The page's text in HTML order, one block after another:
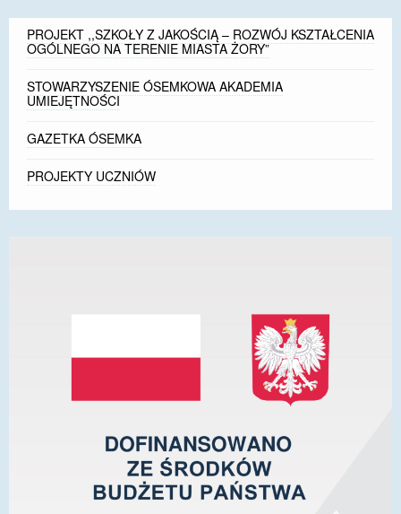
PROJEKT ,,SZKOŁY Z JAKOŚCIĄ – ROZWÓJ KSZTAŁCENIA
OGÓLNEGO NA TERENIE MIASTA ŻORY”
STOWARZYSZENIE ÓSEMKOWA AKADEMIA
UMIEJĘTNOŚCI
GAZETKA ÓSEMKA
PROJEKTY UCZNIÓW